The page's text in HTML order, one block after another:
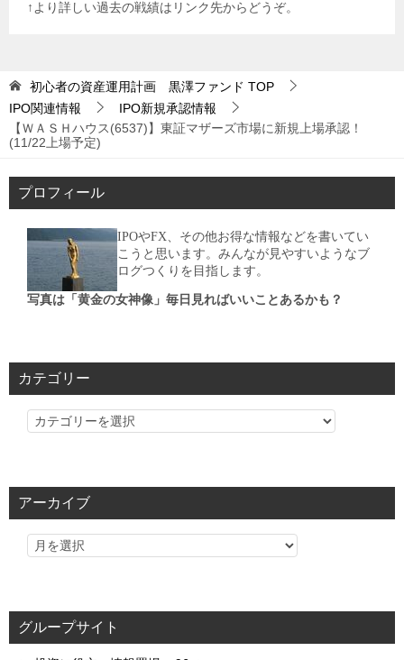
↑より詳しい過去の戦績はリンク先からどうぞ。
初心者の資産運用計画 黒澤ファンド TOP
IPO関連情報
IPO新規承認情報
【ＷＡＳＨハウス(6537)】東証マザーズ市場に新規上場承認！
(11/22上場予定)
プロフィール
IPOやFX、その他お得な情報などを書いてい
こうと思います。みんなが見やすいようなブ
ログつくりを目指します。
写真は「黄金の女神像」毎日見ればいいことあるかも？
カテゴリー
カ
リ
アーカイブ
グループサイト